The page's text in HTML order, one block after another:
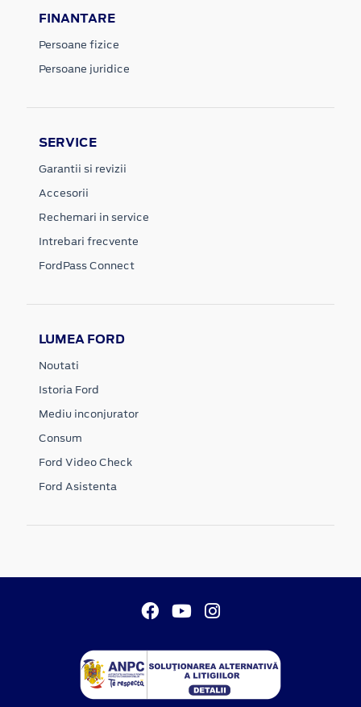
FINANTARE
Persoane fizice
Persoane juridice
SERVICE
Garantii si revizii
Accesorii
Rechemari in service
Intrebari frecvente
FordPass Connect
LUMEA FORD
Noutati
Istoria Ford
Mediu inconjurator
Consum
Ford Video Check
Ford Asistenta